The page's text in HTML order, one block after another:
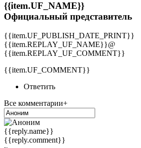
{{item.UF_NAME}}
Официальный представитель
{{item.UF_PUBLISH_DATE_PRINT}}
{{item.REPLAY_UF_NAME}}@
{{item.REPLAY_UF_COMMENT}}
{{item.UF_COMMENT}}
Ответить
Все комментарии+
{{reply.name}}
{{reply.comment}}